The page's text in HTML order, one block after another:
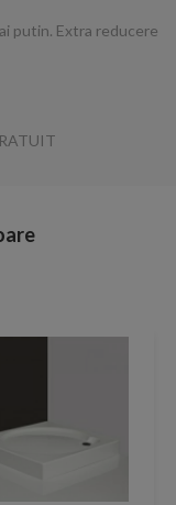
putin. Extra reducere